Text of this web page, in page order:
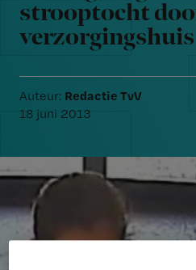
strooptocht
verzorgingshuis
Auteur: Redactie TvV
18 juni 2013